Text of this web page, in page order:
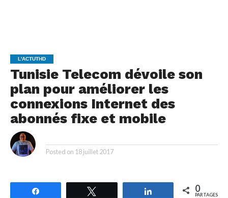
L'ACTUTHD
Tunisie Telecom dévoile son
plan pour améliorer les
connexions Internet des
abonnés fixe et mobile
Posted on 18 juillet 2017
Partagez 0
PARTAGES